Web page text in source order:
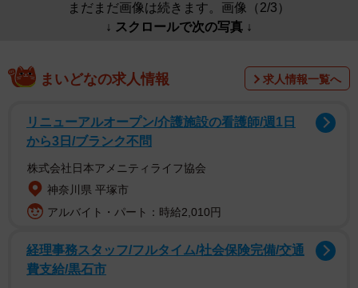
まだまだ画像は続きます。画像（2/3）
↓ スクロールで次の写真 ↓
まいどなの求人情報 求人情報一覧へ
リニューアルオープン/介護施設の看護師/週1日
から3日/ブランク不問
株式会社日本アメニティライフ協会
神奈川県 平塚市
アルバイト・パート：時給2,010円
経理事務スタッフ/フルタイム/社会保険完備/交通
費支給/黒石市